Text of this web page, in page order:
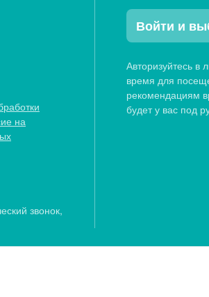
на
звонок,
Войти и
Авторизуйтесь в
время для
рекомендациям
будет у вас под